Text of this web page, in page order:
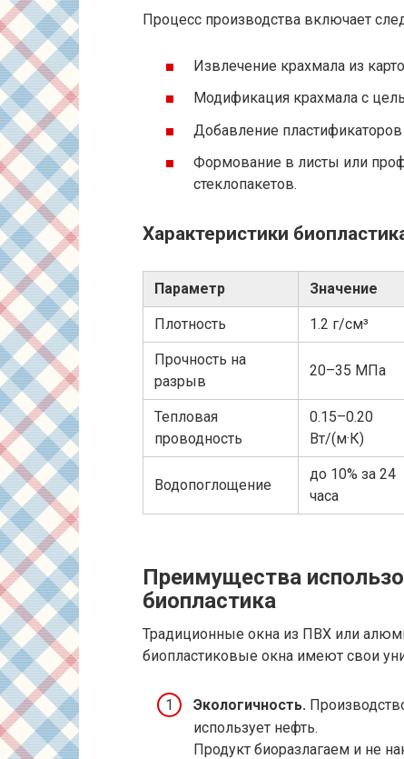
Процесс производства включает
Извлечение крахмала из
Модификация крахмала с
Добавление
Формование в листы или
стеклопакетов.
Характеристики
Параметр Значение
Плотность 1.2 г/см³
Прочность на
разрыв
20–35 МПа
Тепловая
проводность
0.15–0.20
Вт/(м·К)
Водопоглощение
до 10% за 24
часа
Преимущества
биопластика
Традиционные окна из ПВХ или
биопластиковые окна имеют свои
Экологичность.
использует нефть.
Продукт биоразлагаем и не